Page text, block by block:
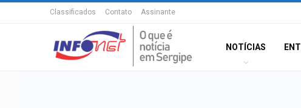
Classificados Contato Assinante
NOTÍCIAS